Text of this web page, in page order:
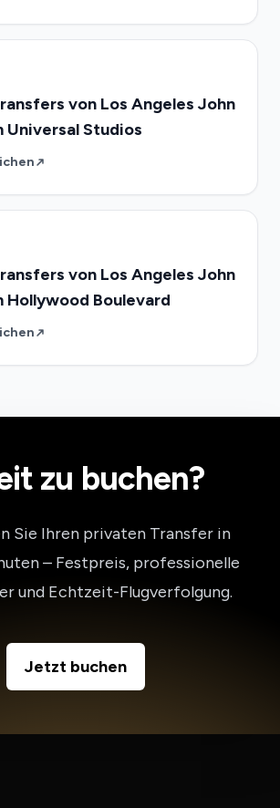
von Los Angeles John
Universal Studios
von Los Angeles John
Hollywood Boulevard
zu buchen?
Sie Ihren privaten Transfer in
– Festpreis, professionelle
und Echtzeit-Flugverfolgung.
Jetzt buchen